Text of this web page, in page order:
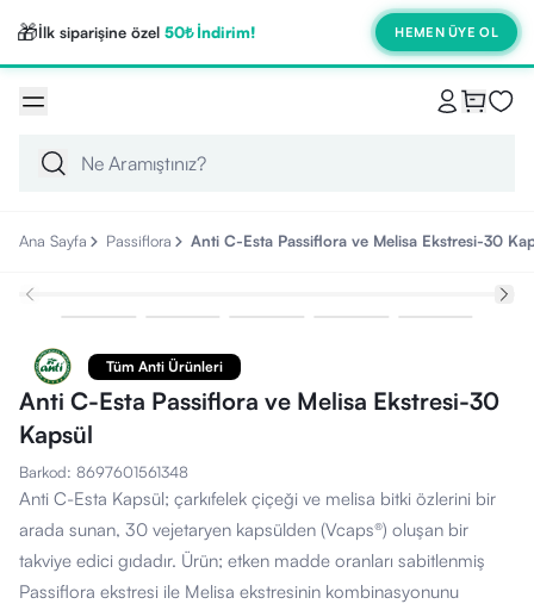
🎁İlk siparişine özel 50₺ İndirim! HEMEN ÜYE OL
Ana Sayfa Passiflora Anti C-Esta Passiflora ve Melisa Ekstresi-30
Tüm Anti Ürünleri
Anti C-Esta Passiflora ve Melisa Ekstresi-30
Kapsül
Barkod: 8697601561348
Anti C-Esta Kapsül; çarkıfelek çiçeği ve melisa bitki özlerini bir
arada sunan, 30 vejetaryen kapsülden (Vcaps®) oluşan bir
takviye edici gıdadır. Ürün; etken madde oranları sabitlenmiş
Passiflora ekstresi ile Melisa ekstresinin kombinasyonunu